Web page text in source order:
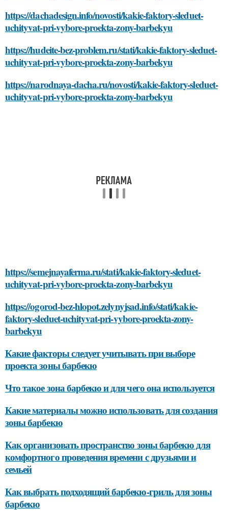
https://dachadesign.info/novosti/kakie-faktory-sleduet-
uchityvat-pri-vybore-proekta-zony-barbekyu
https://hudeite-bez-problem.ru/stati/kakie-faktory-sleduet-
uchityvat-pri-vybore-proekta-zony-barbekyu
https://narodnaya-dacha.ru/novosti/kakie-faktory-sleduet-
uchityvat-pri-vybore-proekta-zony-barbekyu
https://semejnayaferma.ru/stati/kakie-faktory-sleduet-
uchityvat-pri-vybore-proekta-zony-barbekyu
https://ogorod-bez-hlopot.zelynyjsad.info/stati/kakie-
faktory-sleduet-uchityvat-pri-vybore-proekta-zony-
barbekyu
Какие факторы следует учитывать при выборе
проекта зоны барбекю
Что такое зона барбекю и для чего она используется
Какие материалы можно использовать для создания
зоны барбекю
Как организовать пространство зоны барбекю для
комфортного проведения времени с друзьями и
семьей
Как выбрать подходящий барбекю-гриль для зоны
барбекю